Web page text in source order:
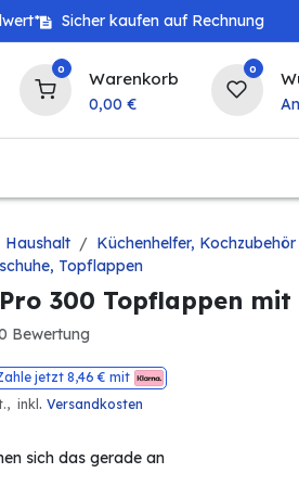
Sicher kaufen auf Rechnung
0 Warenkorb
0,00 €
0
Haushalt
Küchenhelfer, Kochzubehör
Topflappen
300 Topflappen
Bewertung
jetzt8,46 € mit
inkl . Versandkosten
sich das gerade an